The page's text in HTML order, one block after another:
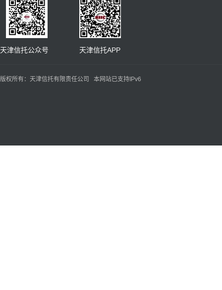
天津信托公众号 天津信托APP
版权所有：天津信托有限责任公司 本网站已支持IPv6